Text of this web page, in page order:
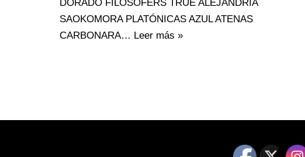
DORADO FILOSOFERS TRUE ALEJANDRÍA
SAOKOMORA PLATÓNICAS AZUL ATENAS
CARBONARA… Leer más »